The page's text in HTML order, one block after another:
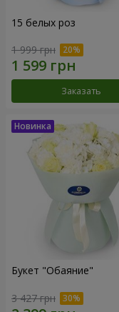
15 белых роз
1 999 грн
Заказать
Букет "Обаяние"
3 427 грн